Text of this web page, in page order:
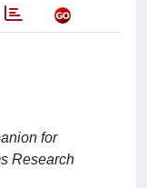
for
Research